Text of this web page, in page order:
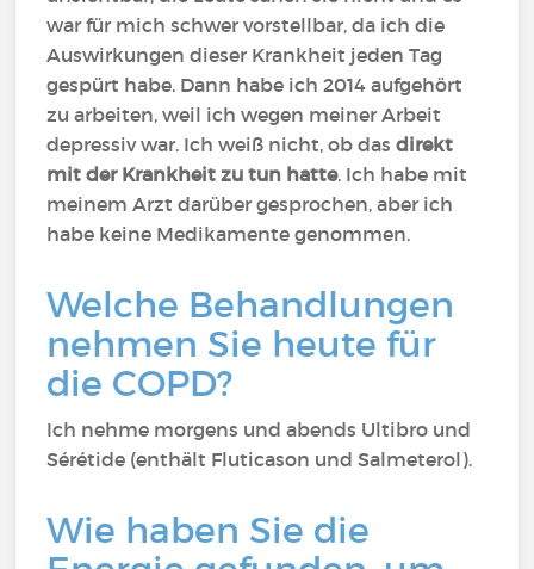
war für mich schwer vorstellbar, da ich die
Auswirkungen dieser Krankheit jeden Tag
gespürt habe. Dann habe ich 2014 aufgehört
zu arbeiten, weil ich wegen meiner Arbeit
depressiv war. Ich weiß nicht, ob dasdirekt
mit der Krankheit zu tun hatte. Ich habe mit
meinem Arzt darüber gesprochen, aber ich
habe keine Medikamente genommen.
Welche Behandlungen
nehmen Sie heute für
die COPD?
Ich nehme morgens und abends Ultibro und
Sérétide (enthält Fluticason und Salmeterol).
Wie haben Sie die